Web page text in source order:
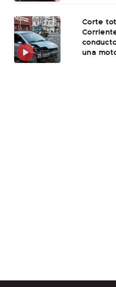
Corte
una